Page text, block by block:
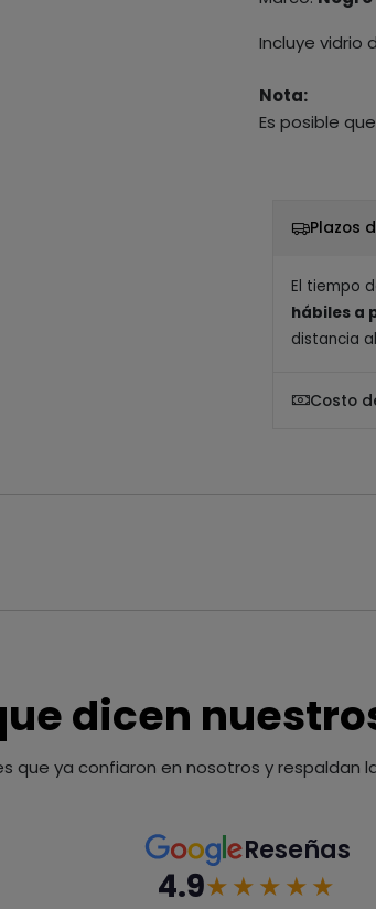
Incluye vidrio
Nota:
Es posible
Plazos
El tiempo
hábiles a
distancia
Costo
dicen
que ya confiaron en nosotros y respaldan
Reseñas
4.9★★★★★